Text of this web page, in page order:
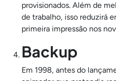
provisionados. Além de
de trabalho, isso reduzirá
primeira impressão nos
Backup
Em 1998, antes do